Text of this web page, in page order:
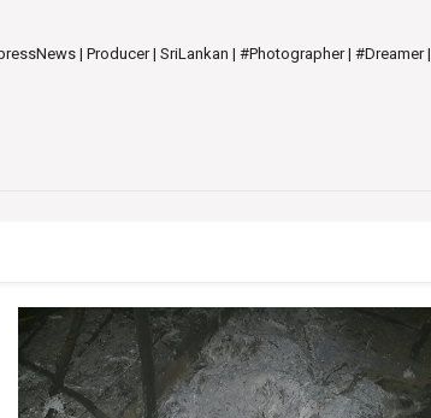
| Producer | SriLankan | #Photographer | #Dreamer |